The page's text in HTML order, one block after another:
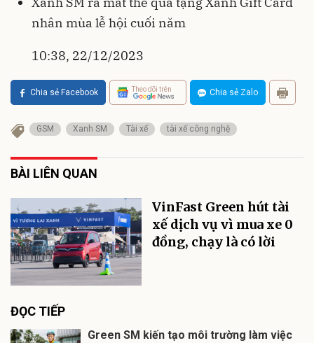
nhân mùa lễ hội cuối năm
10:38, 22/12/2023
Chia sẻ Facebook Theo dõi trên Chia sẻ Zalo
GSM Xanh SM Tài xế tài xế công nghệ
BÀI LIÊN QUAN
VinFast Green hút tài
xế dịch vụ vì mua xe 0
đồng, chạy là có lời
ĐỌC TIẾP
Green SM kiến tạo môi trường làm việc